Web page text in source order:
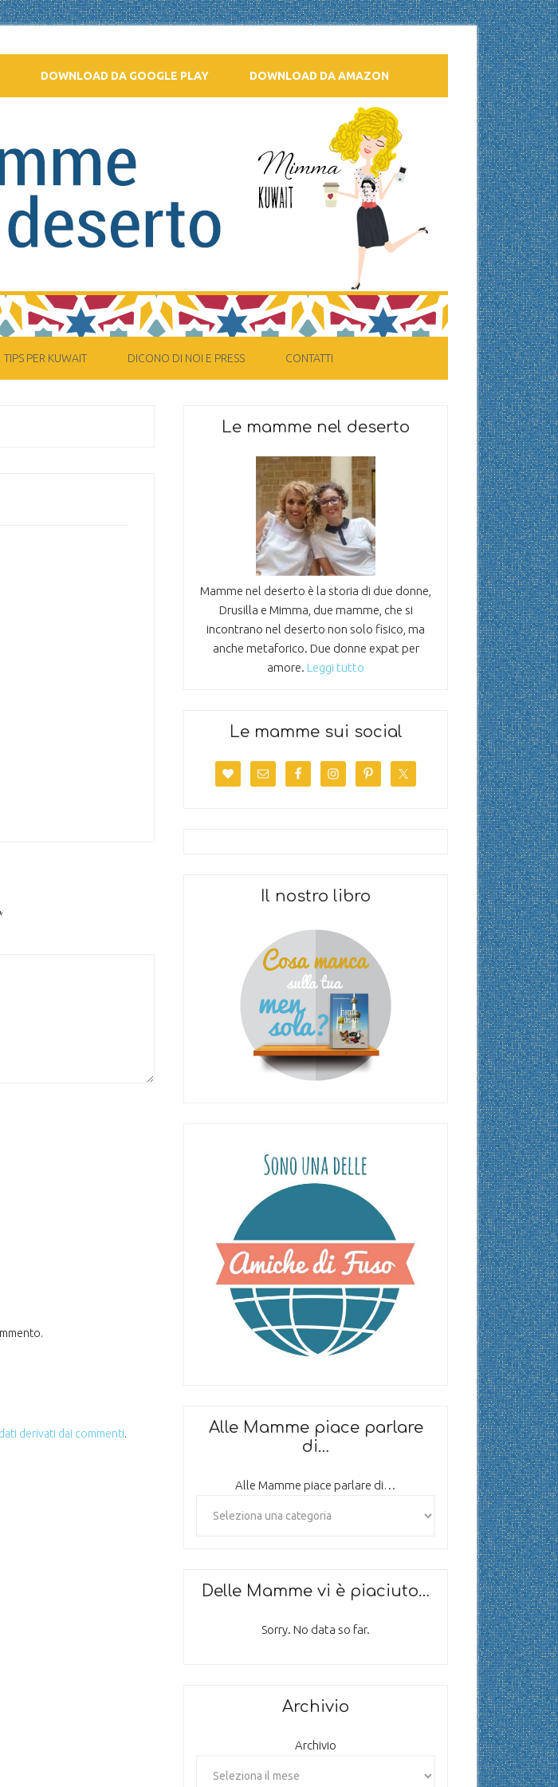
DOWNLOAD DA GOOGLE PLAY DOWNLOAD DA AMAZON
TIPS PER KUWAIT DICONO DI NOI E PRESS CONTATTI
derivati dai commenti.
Le mamme nel deserto
Mamme nel deserto è la storia di due donne,
Drusilla e Mimma, due mamme, che si
incontrano nel deserto non solo fisico, ma
anche metaforico. Due donne expat per
amore. Leggi tutto
Le mamme sui social
Il nostro libro
Alle Mamme piace parlare
di…
Alle Mamme piace parlare di…
Delle Mamme vi è piaciuto…
Sorry. No data so far.
Archivio
Archivio